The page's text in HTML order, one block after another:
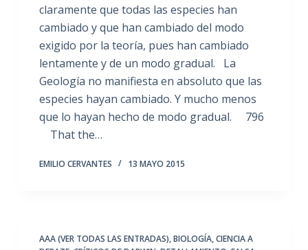
claramente que todas las especies han
cambiado y que han cambiado del modo
exigido por la teoría, pues han cambiado
lentamente y de un modo gradual. La
Geología no manifiesta en absoluto que las
especies hayan cambiado. Y mucho menos
que lo hayan hecho de modo gradual. 796
That the…
EMILIO CERVANTES 13 MAYO 2015
AAA (VER TODAS LAS ENTRADAS),BIOLOGÍA,CIENCIA A